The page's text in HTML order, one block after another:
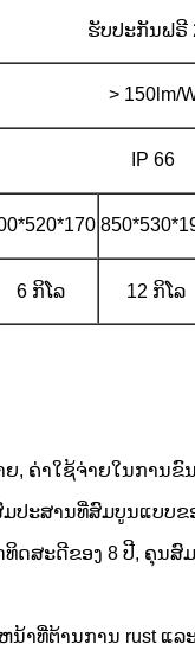
ຮັບປະກັນຟຣີ
> 150lm/
IP 66
6 ກິໂລ 12 ກິ​ໂລ
ຄ່າ​ໃຊ້​ຈ່າຍ​ໃນ​ການ​ຂົ
ມປະສານທີ່ສົມບູນແບ
ທິດສະດີຂອງ 8 ປີ, ຄຸ
ທີ່ຕ້ານການ rust ແລະ